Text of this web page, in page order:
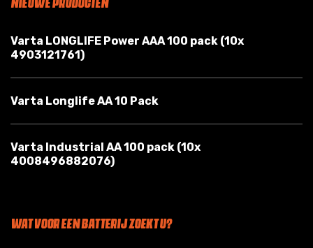
Varta LONGLIFE Power AAA 100 pack (10x
4903121761)
Varta Longlife AA 10 Pack
Varta Industrial AA 100 pack (10x
4008496882076)
WAT VOOR EEN BATTERIJ ZOEKT U?